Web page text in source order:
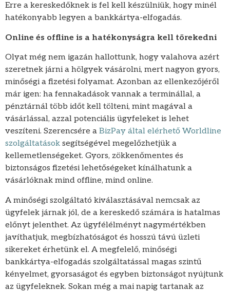
Erre a kereskedőknek is fel kell készülniük, hogy minél
hatékonyabb legyen a bankkártya-elfogadás.
Online és offline is a hatékonyságra kell törekedni
Olyat még nem igazán hallottunk, hogy valahova azért
szeretnek járni a hölgyek vásárolni, mert nagyon gyors,
minőségi a fizetési folyamat. Azonban az ellenkezőjéről
már igen: ha fennakadások vannak a terminállal, a
pénztárnál több időt kell tölteni, mint magával a
vásárlással, azzal potenciális ügyfeleket is lehet
veszíteni. Szerencsére a BizPay által elérhető Worldline
szolgáltatások segítségével megelőzhetjük a
kellemetlenségeket. Gyors, zökkenőmentes és
biztonságos fizetési lehetőségeket kínálhatunk a
vásárlóknak mind offline, mind online.
A minőségi szolgáltató kiválasztásával nemcsak az
ügyfelek járnak jól, de a kereskedő számára is hatalmas
előnyt jelenthet. Az ügyfélélményt nagymértékben
javíthatjuk, megbízhatóságot és hosszú távú üzleti
sikereket érhetünk el. A megfelelő, minőségi
bankkártya-elfogadás szolgáltatással magas szintű
kényelmet, gyorsaságot és egyben biztonságot nyújtunk
az ügyfeleknek. Sokan még a mai napig tartanak az